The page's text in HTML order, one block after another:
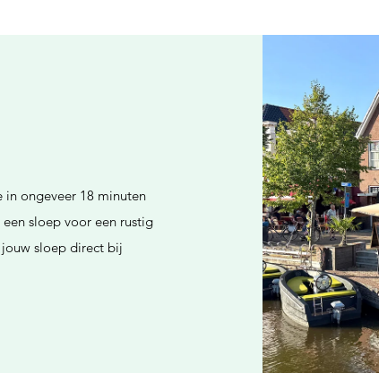
in ongeveer 18 minuten
sloep voor een rustig
jouw sloep direct bij